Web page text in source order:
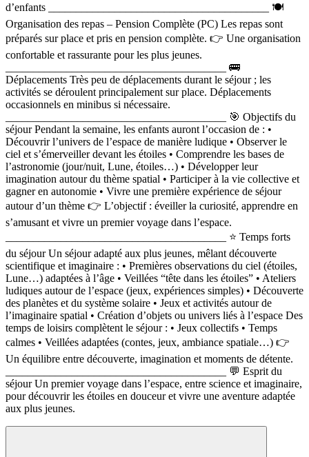
d’enfants ________________________________________ 🍽
Organisation des repas – Pension Complète (PC) Les repas sont
préparés sur place et pris en pension complète. 👉 Une organisation
confortable et rassurante pour les plus jeunes.
________________________________________ 🚌
Déplacements Très peu de déplacements durant le séjour ; les
activités se déroulent principalement sur place. Déplacements
occasionnels en minibus si nécessaire.
________________________________________ 🎯 Objectifs du
séjour Pendant la semaine, les enfants auront l’occasion de : •
Découvrir l’univers de l’espace de manière ludique • Observer le
ciel et s’émerveiller devant les étoiles • Comprendre les bases de
l’astronomie (jour/nuit, Lune, étoiles…) • Développer leur
imagination autour du thème spatial • Participer à la vie collective et
gagner en autonomie • Vivre une première expérience de séjour
autour d’un thème 👉 L’objectif : éveiller la curiosité, apprendre en
s’amusant et vivre un premier voyage dans l’espace.
________________________________________ ⭐ Temps forts
du séjour Un séjour adapté aux plus jeunes, mêlant découverte
scientifique et imaginaire : • Premières observations du ciel (étoiles,
Lune…) adaptées à l’âge • Veillées “tête dans les étoiles” • Ateliers
ludiques autour de l’espace (jeux, expériences simples) • Découverte
des planètes et du système solaire • Jeux et activités autour de
l’imaginaire spatial • Création d’objets ou univers liés à l’espace Des
temps de loisirs complètent le séjour : • Jeux collectifs • Temps
calmes • Veillées adaptées (contes, jeux, ambiance spatiale…) 👉
Un équilibre entre découverte, imagination et moments de détente.
________________________________________ 💬 Esprit du
séjour Un premier voyage dans l’espace, entre science et imaginaire,
pour découvrir les étoiles en douceur et vivre une aventure adaptée
aux plus jeunes.